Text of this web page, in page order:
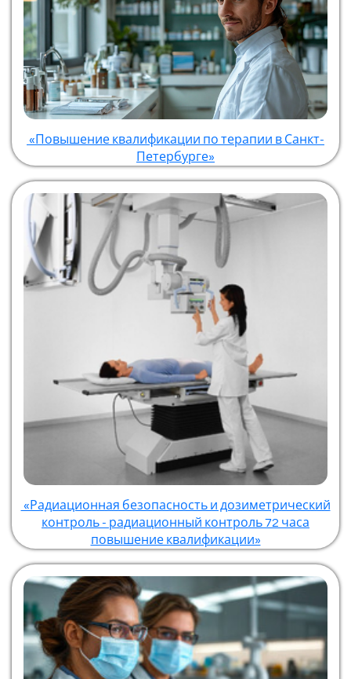
«Повышение квалификации по терапии в Санкт-
Петербурге»
«Радиационная безопасность и дозиметрический
контроль - радиационный контроль 72 часа
повышение квалификации»